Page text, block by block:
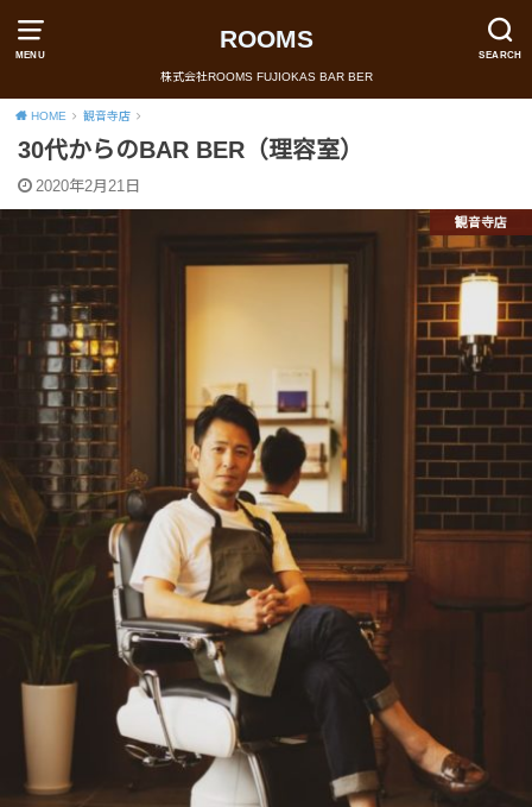
MENU SEARCH
ROOMS
株式会社ROOMS FUJIOKAS BAR BER
HOME 観音寺店
30代からのBAR BER（理容室）
2020年2月21日
観音寺店